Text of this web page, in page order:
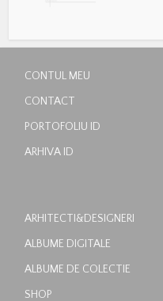
CONTUL MEU
CONTACT
PORTOFOLIU ID
ARHIVA ID
ARHITECTI&DESIGNERI
ALBUME DIGITALE
ALBUME DE COLECTIE
SHOP